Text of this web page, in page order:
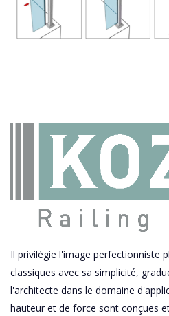
Il privilégie l'image perfectionniste
classiques avec sa simplicité,
l'architecte dans le domaine
hauteur et de force sont conçues